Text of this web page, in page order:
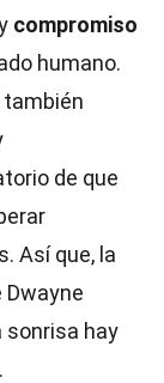
compromiso
humano.
también
de que
Así que, la
Dwayne
sonrisa hay